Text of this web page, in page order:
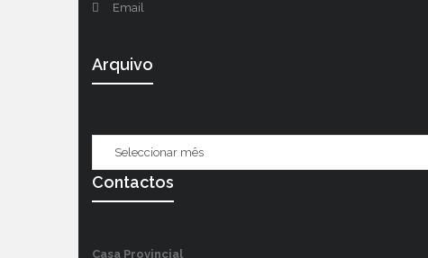
Email
Arquivo
Contactos
Casa Provincial